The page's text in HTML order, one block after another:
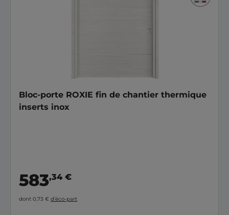
Bloc-porte ROXIE fin de chantier thermique
inserts inox
583,34 €
dont 0,73 € d’éco-part